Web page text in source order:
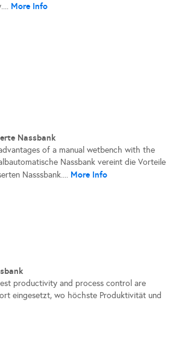
More Info
Nassbank
of a manual wetbench with the
Nassbank vereint die Vorteile
Nasssbank.... More Info
productivity and process control are
eingesetzt, wo höchste Produktivität und